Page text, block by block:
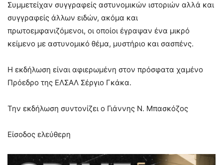
Συμμετείχαν συγγραφείς αστυνομικών ιστοριών αλλά και
συγγραφείς άλλων ειδών, ακόμα και
πρωτοεμφανιζόμενοι, οι οποίοι έγραψαν ένα μικρό
κείμενο με αστυνομικό θέμα, μυστήριο και σασπένς.
Η εκδήλωση είναι αφιερωμένη στον πρόσφατα χαμένο
Πρόεδρο της ΕΛΣΑΛ Σέργιο Γκάκα.
Την εκδήλωση συντονίζει ο Γιάννης Ν. Μπασκόζος
Είσοδος ελεύθερη